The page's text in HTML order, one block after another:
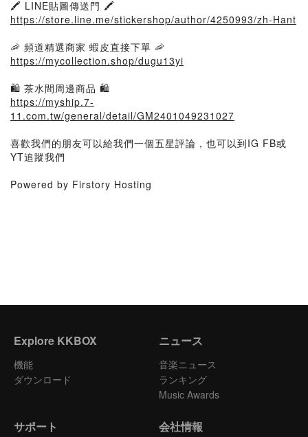
🖍️ LINE貼圖傳送門 🖍️
https://store.line.me/stickershop/author/4250993/zh-Hant
🦐 頻道精選商家 蝦皮直接下單 🦐
https://mycollection.shop/dugu13yi
🛍️ 茶水間周邊商品 🛍️
https://myship.7-
11.com.tw/general/detail/GM2401049231027
喜歡我們的朋友可以給我們一個五星評論，也可以到IG FB或
YT追蹤我們
Powered by Firstory Hosting
Explore KKBOX
機能
ダウンロード
ニュース
音楽ニュース
ランキング
Music Awards
サポート 会社情報